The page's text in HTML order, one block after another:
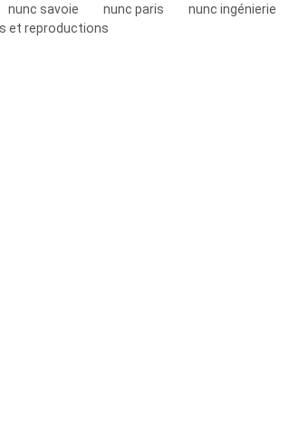
nunc savoie nunc paris
nunc ingénierie
et reproductions